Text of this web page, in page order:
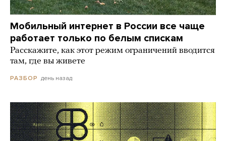
Мобильный интернет в России все чаще
работает только по белым спискам
Расскажите, как этот режим ограничений вводится
там, где вы живете
РАЗБОР день назад